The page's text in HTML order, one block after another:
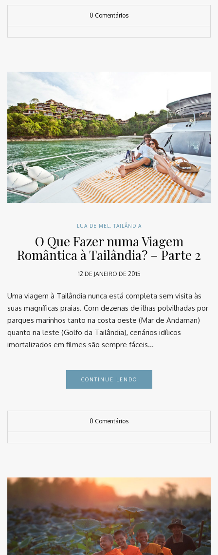
0 Comentários
LUA DE MEL , TAILÂNDIA
O Que Fazer numa Viagem
Romântica à Tailândia? – Parte 2
12 DE JANEIRO DE 2015
Uma viagem à Tailândia nunca está completa sem visita às
suas magníficas praias. Com dezenas de ilhas polvilhadas por
parques marinhos tanto na costa oeste (Mar de Andaman)
quanto na leste (Golfo da Tailândia), cenários idílicos
imortalizados em filmes são sempre fáceis…
CONTINUE LENDO
0 Comentários